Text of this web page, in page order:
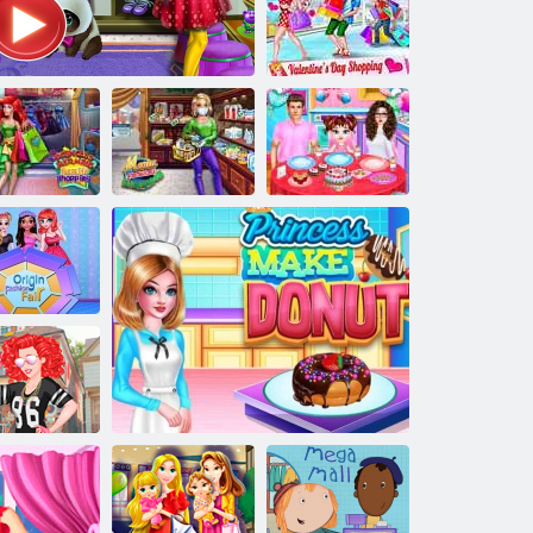
Ponia mamytė eina apsipirkti
Super
apsipirkimas
Valentino dienos
apsipirkimas
Princesės
Realife
pirkiniai
Maria
koronavirusas
apsipirkimas
Kūdikio Tayloro
Valentino diena
mados
mugė
vakarėlis